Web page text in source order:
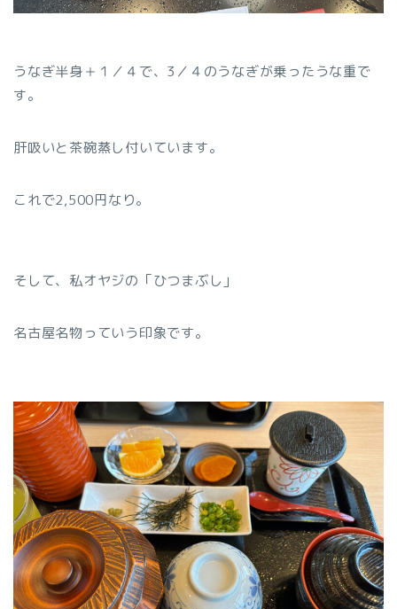
うなぎ半身＋１／４で、3／４のうなぎが乗ったうな重で
す。
肝吸いと茶碗蒸し付いています。
これで2,500円なり。
そして、私オヤジの「ひつまぶし」
名古屋名物っていう印象です。